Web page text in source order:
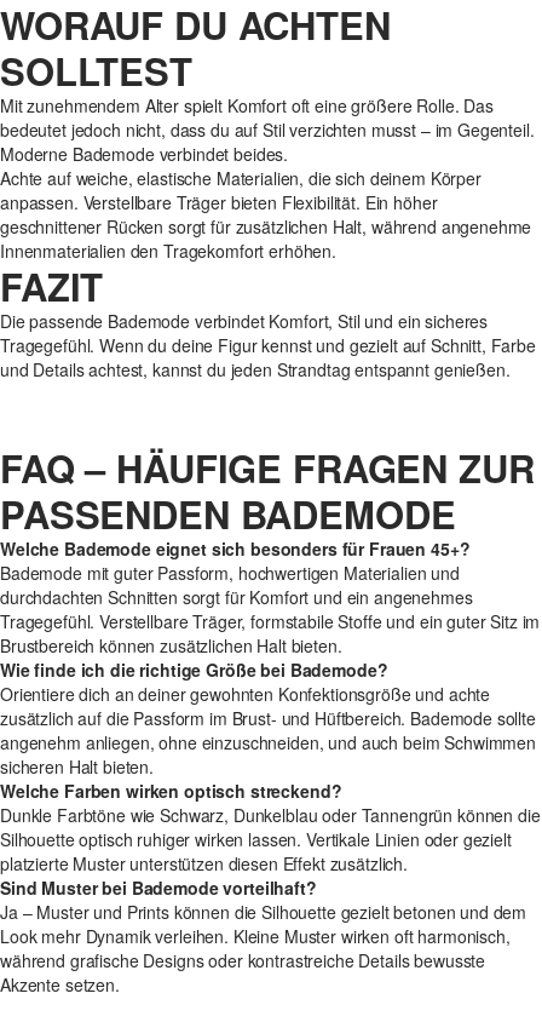
WORAUF DU ACHTEN
SOLLTEST
Mit zunehmendem Alter spielt Komfort oft eine größere Rolle. Das
bedeutet jedoch nicht, dass du auf Stil verzichten musst – im Gegenteil.
Moderne Bademode verbindet beides.
Achte auf weiche, elastische Materialien, die sich deinem Körper
anpassen. Verstellbare Träger bieten Flexibilität. Ein höher
geschnittener Rücken sorgt für zusätzlichen Halt, während angenehme
Innenmaterialien den Tragekomfort erhöhen.
FAZIT
Die passende Bademode verbindet Komfort, Stil und ein sicheres
Tragegefühl. Wenn du deine Figur kennst und gezielt auf Schnitt, Farbe
und Details achtest, kannst du jeden Strandtag entspannt genießen.
FAQ – HÄUFIGE FRAGEN ZUR
PASSENDEN BADEMODE
Welche Bademode eignet sich besonders für Frauen 45+?
Bademode mit guter Passform, hochwertigen Materialien und
durchdachten Schnitten sorgt für Komfort und ein angenehmes
Tragegefühl. Verstellbare Träger, formstabile Stoffe und ein guter Sitz im
Brustbereich können zusätzlichen Halt bieten.
Wie finde ich die richtige Größe bei Bademode?
Orientiere dich an deiner gewohnten Konfektionsgröße und achte
zusätzlich auf die Passform im Brust- und Hüftbereich. Bademode sollte
angenehm anliegen, ohne einzuschneiden, und auch beim Schwimmen
sicheren Halt bieten.
Welche Farben wirken optisch streckend?
Dunkle Farbtöne wie Schwarz, Dunkelblau oder Tannengrün können die
Silhouette optisch ruhiger wirken lassen. Vertikale Linien oder gezielt
platzierte Muster unterstützen diesen Effekt zusätzlich.
Sind Muster bei Bademode vorteilhaft?
Ja – Muster und Prints können die Silhouette gezielt betonen und dem
Look mehr Dynamik verleihen. Kleine Muster wirken oft harmonisch,
während grafische Designs oder kontrastreiche Details bewusste
Akzente setzen.